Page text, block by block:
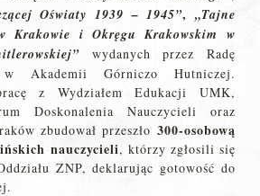
Oświaty 1939 – 1945”, „Tajne
Krakowie i Okręgu Krakowskim w
wydanych przez Radę
Akademii Górniczo Hutniczej.
z Wydziałem Edukacji UMK,
Doskonalenia Nauczycieli oraz
zbudował przeszło 300-osobową
nauczycieli, którzy zgłosili się
ZNP, deklarując gotowość do